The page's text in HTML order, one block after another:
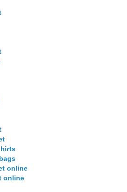
online
online